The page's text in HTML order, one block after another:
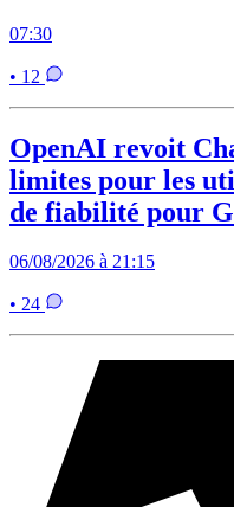
07:30
• 12
OpenAI revoit
limites pour les
de fiabilité pour
06/08/2026 à 21:15
• 24